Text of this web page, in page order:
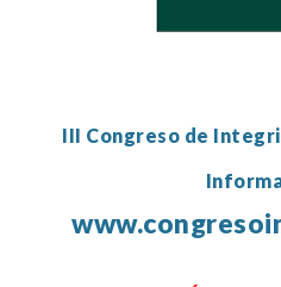
III Congreso de